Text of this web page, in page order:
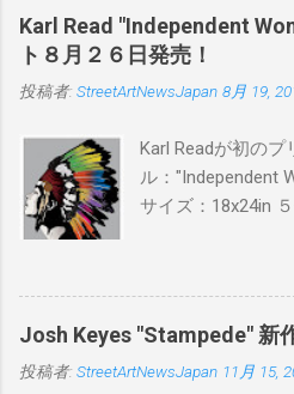
日(木)19時 タイ
BLUE/MINT
ン：各色５ サイ
¥16,000(¥17,280)
Karl Read "Independent
ト８月２６日発売！
投稿者: StreetArtNewsJapan 8月 19,
Karl Readが初の
ル："Independent
サイズ：18x24in
ドフィニッシュ
25）$125 購入は
Josh Keyes "Stampede" 新
投稿者: StreetArtNewsJapan 11月 15,